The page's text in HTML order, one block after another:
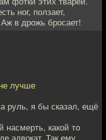
ног, ползает,
в дрожь бросает!
лучше
руль, я бы сказал, ещё
какой то
адвокат. Так ему